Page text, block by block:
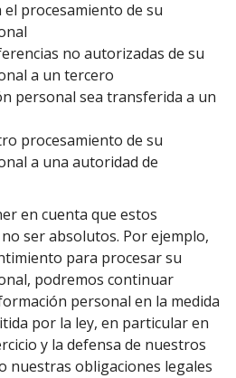
procesamiento de su
no autorizadas de su
a un tercero
personal sea transferida a un
procesamiento de su
a una autoridad de
en cuenta que estos
ser absolutos. Por ejemplo,
para procesar su
podremos continuar
personal en la medida
por la ley, en particular en
y la defensa de nuestros
nuestras obligaciones legales